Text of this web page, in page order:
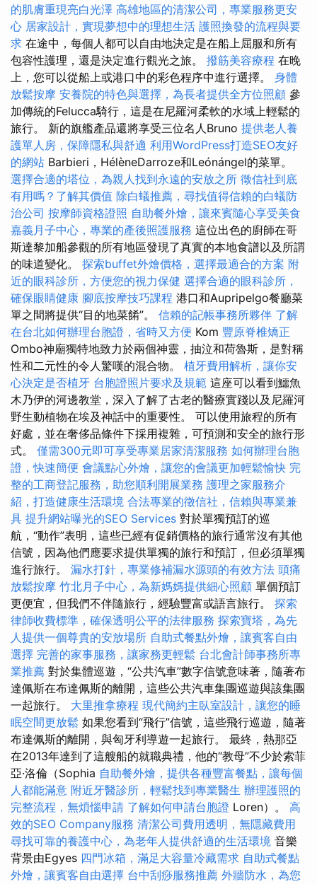
的肌膚重現亮白光澤 高雄地區的清潔公司，專業服務更安
心 居家設計，實現夢想中的理想生活 護照換發的流程與要
求 在途中，每個人都可以自由地決定是在船上屈服和所有
包容性護理，還是決定進行觀光之旅。 撥筋美容療程 在晚
上，您可以從船上或港口中的彩色程序中進行選擇。 身體
放鬆按摩 安養院的特色與選擇，為長者提供全方位照顧 參
加傳統的Felucca騎行，這是在尼羅河柔軟的水域上輕鬆的
旅行。 新的旗艦產品還將享受三位名人Bruno 提供老人養
護單人房，保障隱私與舒適 利用WordPress打造SEO友好
的網站 Barbieri，HélèneDarroze和Leónángel的菜單。
選擇合適的塔位，為親人找到永遠的安放之所 徵信社到底
有用嗎？了解其價值 除白蟻推薦，尋找值得信賴的白蟻防
治公司 按摩師資格證照 自助餐外燴，讓來賓隨心享受美食
嘉義月子中心，專業的產後照護服務 這位出色的廚師在哥
斯達黎加船參觀的所有地區發現了真實的本地食譜以及所謂
的味道變化。 探索buffet外燴價格，選擇最適合的方案 附
近的眼科診所，方便您的視力保健 選擇合適的眼科診所，
確保眼睛健康 腳底按摩技巧課程 港口和Aupripelgo餐廳菜
單之間將提供“目的地菜餚”。 信賴的記帳事務所夥伴 了解
在台北如何辦理台胞證，省時又方便 Kom 豐原脊椎矯正
Ombo神廟獨特地致力於兩個神靈，抽泣和荷魯斯，是對稱
性和二元性的令人驚嘆的混合物。 植牙費用解析，讓你安
心決定是否植牙 台胞證照片要求及規範 這座可以看到鱷魚
木乃伊的河邊教堂，深入了解了古老的醫療實踐以及尼羅河
野生動植物在埃及神話中的重要性。 可以使用旅程的所有
好處，並在奢侈品條件下採用複雜，可預測和安全的旅行形
式。 僅需300元即可享受專業居家清潔服務 如何辦理台胞
證，快速簡便 會議點心外燴，讓您的會議更加輕鬆愉快 完
整的工商登記服務，助您順利開展業務 護理之家服務介
紹，打造健康生活環境 合法專業的徵信社，信賴與專業兼
具 提升網站曝光的SEO Services 對於單獨預訂的巡
航，“動作”表明，這些已經有促銷價格的旅行通常沒有其他
信號，因為他們應要求提供單獨的旅行和預訂，但必須單獨
進行旅行。 漏水打針，專業修補漏水源頭的有效方法 頭痛
放鬆按摩 竹北月子中心，為新媽媽提供細心照顧 單個預訂
更便宜，但我們不伴隨旅行，經驗豐富或語言旅行。 探索
律師收費標準，確保透明公平的法律服務 探索寶塔，為先
人提供一個尊貴的安放場所 自助式餐點外燴，讓賓客自由
選擇 完善的家事服務，讓家務更輕鬆 台北會計師事務所專
業推薦 對於集體巡遊，“公共汽車”數字信號意味著，隨著布
達佩斯在布達佩斯的離開，這些公共汽車集團巡遊與該集團
一起旅行。 大里推拿療程 現代簡約主臥室設計，讓您的睡
眠空間更放鬆 如果您看到“飛行”信號，這些飛行巡遊，隨著
布達佩斯的離開，與匈牙利導遊一起旅行。 最終，熱那亞
在2013年達到了這艘船的就職典禮，他的“教母”不少於索菲
亞·洛倫（Sophia 自助餐外燴，提供各種豐富餐點，讓每個
人都能滿意 附近牙醫診所，輕鬆找到專業醫生 辦理護照的
完整流程，無煩惱申請 了解如何申請台胞證 Loren）。 高
效的SEO Company服務 清潔公司費用透明，無隱藏費用
尋找可靠的養護中心，為老年人提供舒適的生活環境 音樂
背景由Egyes 四門冰箱，滿足大容量冷藏需求 自助式餐點
外燴，讓賓客自由選擇 台中刮痧服務推薦 外牆防水，為您